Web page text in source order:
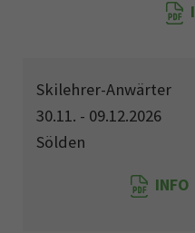
Skilehrer-Anwärter
30.11. - 09.12.2026
Sölden
INFO